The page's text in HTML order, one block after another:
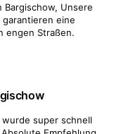
Unsere
eine
engen Straßen.
super schnell